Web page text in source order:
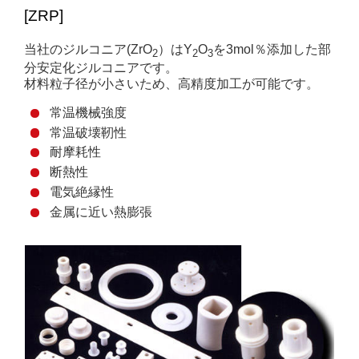
[ZRP]
当社のジルコニア(ZrO2）はY2O3を3mol％添加した部
分安定化ジルコニアです。
材料粒子径が小さいため、高精度加工が可能です。
常温機械強度
常温破壊靭性
耐摩耗性
断熱性
電気絶縁性
金属に近い熱膨張